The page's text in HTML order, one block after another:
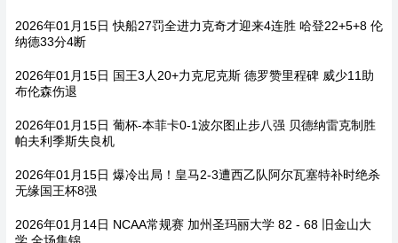
2026年01月15日 快船27罚全进力克奇才迎来4连胜 哈登22+5+8 伦
纳德33分4断
2026年01月15日 国王3人20+力克尼克斯 德罗赞里程碑 威少11助
布伦森伤退
2026年01月15日 葡杯-本菲卡0-1波尔图止步八强 贝德纳雷克制胜
帕夫利季斯失良机
2026年01月15日 爆冷出局！皇马2-3遭西乙队阿尔瓦塞特补时绝杀
无缘国王杯8强
2026年01月14日 NCAA常规赛 加州圣玛丽大学 82 - 68 旧金山大